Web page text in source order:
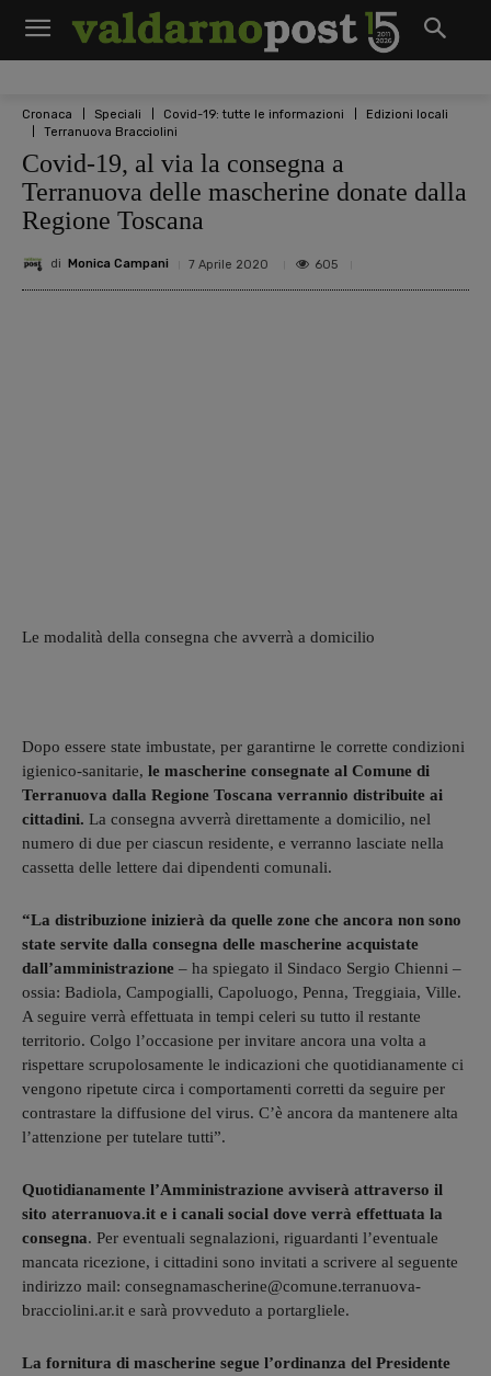
Cronaca Speciali Covid-19: tutte le informazioni
Edizioni locali
Terranuova Bracciolini
Covid-19, al via la consegna a
Terranuova delle mascherine donate dalla
Regione Toscana
di Monica Campani 7 Aprile 2020 605
Le modalità della consegna che avverrà a domicilio
Dopo essere state imbustate, per garantirne le corrette condizioni
igienico-sanitarie, le mascherine consegnate al Comune di
Terranuova dalla Regione Toscana verrannio distribuite ai
cittadini. La consegna avverrà direttamente a domicilio, nel
numero di due per ciascun residente, e verranno lasciate nella
cassetta delle lettere dai dipendenti comunali.
“La distribuzione inizierà da quelle zone che ancora non sono
state servite dalla consegna delle mascherine acquistate
dall’amministrazione – ha spiegato il Sindaco Sergio Chienni –
ossia: Badiola, Campogialli, Capoluogo, Penna, Treggiaia, Ville.
A seguire verrà effettuata in tempi celeri su tutto il restante
territorio. Colgo l’occasione per invitare ancora una volta a
rispettare scrupolosamente le indicazioni che quotidianamente ci
vengono ripetute circa i comportamenti corretti da seguire per
contrastare la diffusione del virus. C’è ancora da mantenere alta
l’attenzione per tutelare tutti”.
Quotidianamente l’Amministrazione avviserà attraverso il
sito aterranuova.it e i canali social dove verrà effettuata la
consegna. Per eventuali segnalazioni, riguardanti l’eventuale
mancata ricezione, i cittadini sono invitati a scrivere al seguente
indirizzo mail: consegnamascherine@comune.terranuova-
bracciolini.ar.it e sarà provveduto a portargliele.
La fornitura di mascherine segue l’ordinanza del Presidente